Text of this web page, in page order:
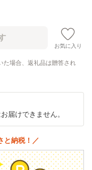
お気に入り
た場合、返礼品は贈答され
届けできません。
と納税！／